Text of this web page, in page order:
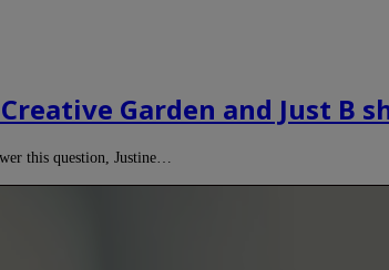
Garden and Just B
this question, Justine…